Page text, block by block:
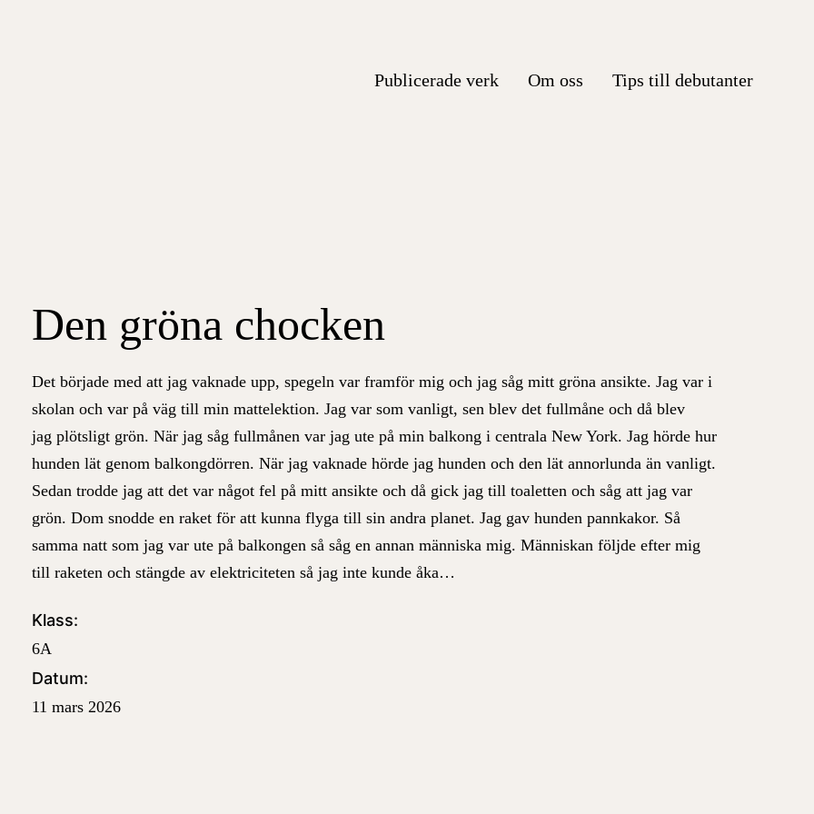
Publicerade verk Om oss Tips till debutanter
Den gröna chocken
Det började med att jag vaknade upp, spegeln var framför mig och jag såg mitt gröna ansikte. Jag var i
skolan och var på väg till min mattelektion. Jag var som vanligt, sen blev det fullmåne och då blev
jag plötsligt grön. När jag såg fullmånen var jag ute på min balkong i centrala New York. Jag hörde hur
hunden lät genom balkongdörren. När jag vaknade hörde jag hunden och den lät annorlunda än vanligt.
Sedan trodde jag att det var något fel på mitt ansikte och då gick jag till toaletten och såg att jag var
grön. Dom snodde en raket för att kunna flyga till sin andra planet. Jag gav hunden pannkakor. Så
samma natt som jag var ute på balkongen så såg en annan människa mig. Människan följde efter mig
till raketen och stängde av elektriciteten så jag inte kunde åka…
Klass:
6A
Datum:
11 mars 2026